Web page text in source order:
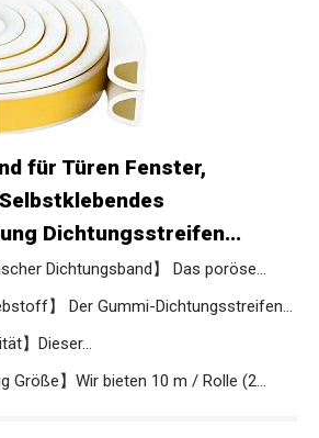
für Türen Fenster,
Dichtungsstreifen...
Dichtungsband】 Das poröse...
】 Der Gummi-Dichtungsstreifen...
】Dieser...
Größe】Wir bieten 10 m / Rolle (2...